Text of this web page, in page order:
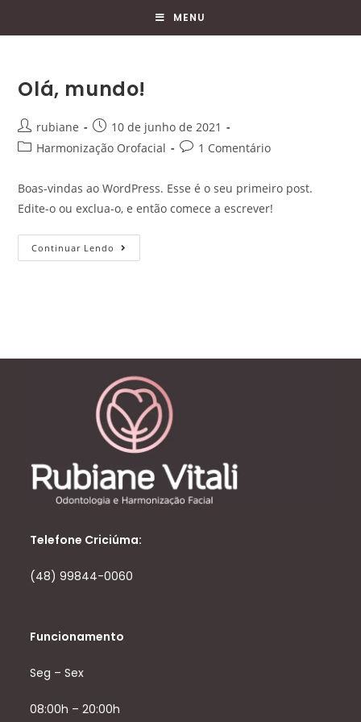
MENU
Olá, mundo!
Post
author:
rubiane
Post
published:
10 de junho de 2021
PostHarmonização Orofacial
Post1 Comentário
Boas-vindas ao WordPress. Esse é o seu primeiro post.
Edite-o ou exclua-o, e então comece a escrever!
Continuar Lendo
mundo!
Telefone Criciúma:
(48) 99844-0060
Funcionamento
Seg – Sex
08:00h – 20:00h